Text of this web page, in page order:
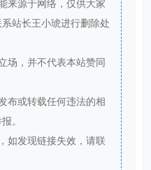
来源于网络，仅供大家
站长王小琥进行删除处
场，并不代表本站赞同
布或转载任何违法的相
。
如发现链接失效，请联